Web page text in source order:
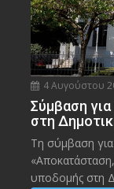
4 Αυγούστου
Σύμβαση
στη
Τη σύμβαση
υποδομής στη